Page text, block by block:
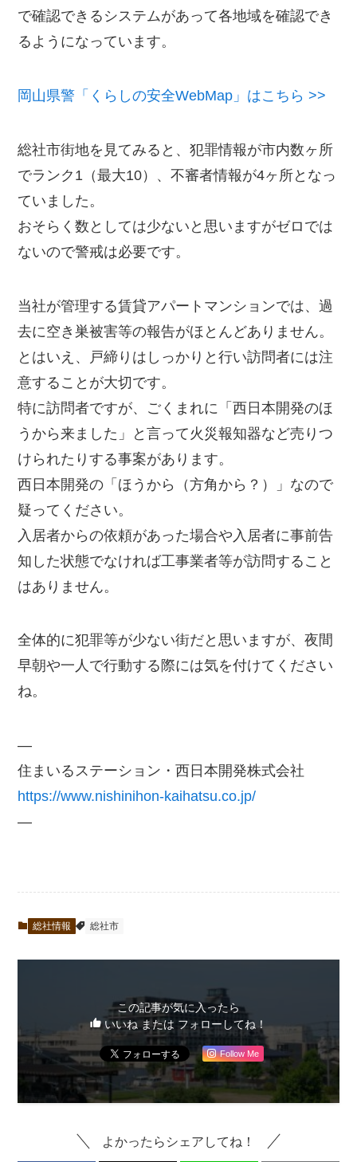
で確認できるシステムがあって各地域を確認でき
るようになっています。
岡山県警「くらしの安全WebMap」はこちら >>
総社市街地を見てみると、犯罪情報が市内数ヶ所
でランク1（最大10）、不審者情報が4ヶ所となっ
ていました。
おそらく数としては少ないと思いますがゼロでは
ないので警戒は必要です。
当社が管理する賃貸アパートマンションでは、過
去に空き巣被害等の報告がほとんどありません。
とはいえ、戸締りはしっかりと行い訪問者には注
意することが大切です。
特に訪問者ですが、ごくまれに「西日本開発のほ
うから来ました」と言って火災報知器など売りつ
けられたりする事案があります。
西日本開発の「ほうから（方角から？）」なので
疑ってください。
入居者からの依頼があった場合や入居者に事前告
知した状態でなければ工事業者等が訪問すること
はありません。
全体的に犯罪等が少ない街だと思いますが、夜間
早朝や一人で行動する際には気を付けてください
ね。
—
住まいるステーション・西日本開発株式会社
https://www.nishinihon-kaihatsu.co.jp/
—
総社情報 総社市
この記事が気に入ったら
いいね または フォローしてね！
Follow Me
よかったらシェアしてね！